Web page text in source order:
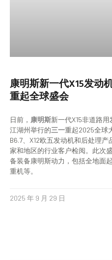
康明斯新一代X15发动
重起全球盛会
日前，康明斯新一代X15非道路用
江湖州举行的三一重起2025全球
B6.7、X12欧五发动机和后处理
家和地区的行业客户检阅。此次
备装备康明斯动力，包括全地面